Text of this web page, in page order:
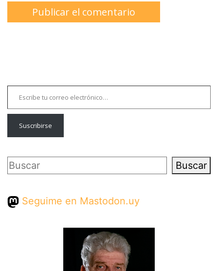
Escribe tu correo electrónico…
Suscribirse
Buscar Buscar
Seguime en Mastodon.uy